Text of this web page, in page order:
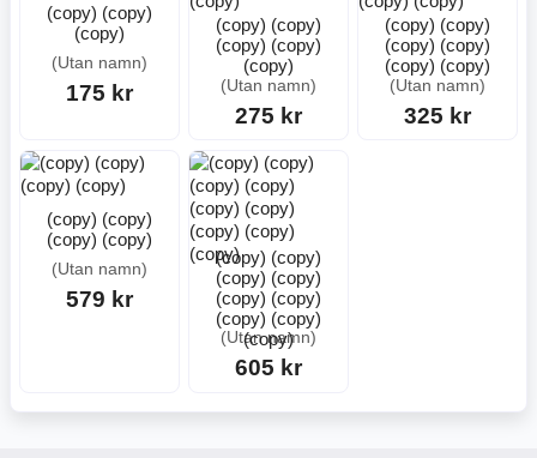
(copy) (copy)
(copy)
(Utan namn)
175 kr
(copy) (copy)
(copy) (copy)
(copy)
(Utan namn)
275 kr
(copy) (copy)
(copy) (copy)
(copy) (copy)
(Utan namn)
325 kr
(copy) (copy)
(copy) (copy)
(Utan namn)
579 kr
(copy) (copy)
(copy) (copy)
(copy) (copy)
(copy) (copy)
(copy)
(Utan namn)
605 kr